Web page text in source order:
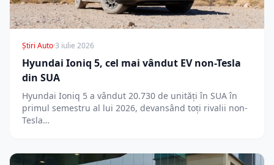
Știri Auto·3 iulie 2026
Hyundai Ioniq 5, cel mai vândut EV non-Tesla
din SUA
Hyundai Ioniq 5 a vândut 20.730 de unități în SUA în
primul semestru al lui 2026, devansând toți rivalii non-
Tesla…